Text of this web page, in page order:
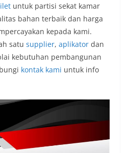
untuk partisi sekat kamar
bahan terbaik dan harga
kepada kami.
satu supplier, aplikator dan
kebutuhan pembangunan
kontak kami untuk info